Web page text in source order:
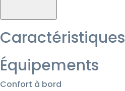
Caractéristiques
Équipements
Confort à bord